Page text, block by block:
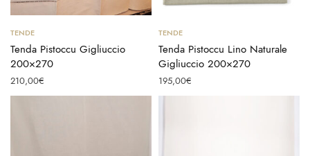
TENDE
Tenda Pistoccu Gigliuccio
200×270
210,00€
TENDE
Tenda Pistoccu Lino Naturale
Gigliuccio 200×270
195,00€